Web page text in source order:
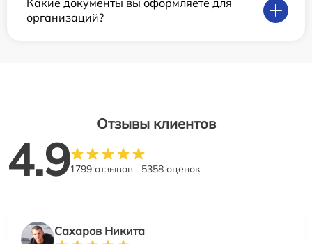
Какие документы вы оформляете для
организаций?
Отзывы клиентов
4.91799 отзывов 5358 оценок
Сахаров Никита